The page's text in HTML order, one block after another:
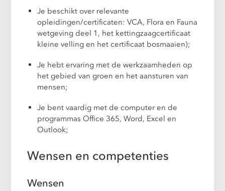
Je beschikt over relevante
opleidingen/certificaten: VCA, Flora en Fauna
wetgeving deel 1, het kettingzaagcertificaat
kleine velling en het certificaat bosmaaien);
Je hebt ervaring met de werkzaamheden op
het gebied van groen en het aansturen van
mensen;
Je bent vaardig met de computer en de
programmas Office 365, Word, Excel en
Outlook;
Wensen en competenties
Wensen